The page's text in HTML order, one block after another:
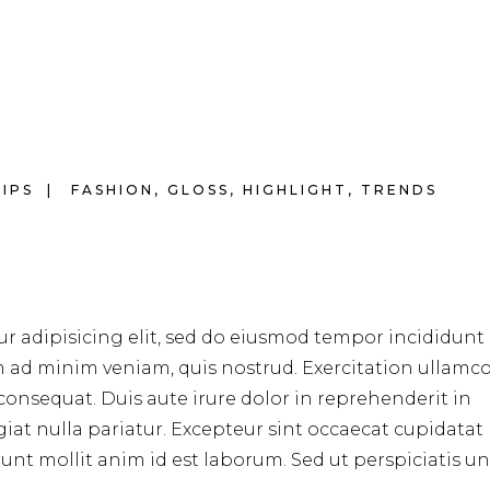
FASHION , GLOSS , HIGHLIGHT , TRENDS
adipisicing elit, sed do eiusmod tempor incididunt
minim veniam, quis nostrud. Exercitation
Duis aute irure dolor in reprehenderit in
nulla pariatur. Excepteur sint occaecat cupidatat
mollit anim id est laborum. Sed ut perspiciatis